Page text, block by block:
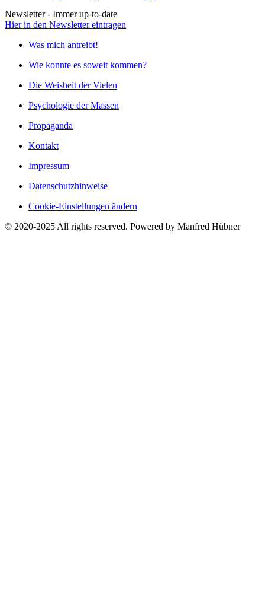
Newsletter - Immer up-to-date
Hier in den Newsletter eintragen
Was mich antreibt!
Wie konnte es soweit kommen?
Die Weisheit der Vielen
Psychologie der Massen
Propaganda
Kontakt
Impressum
Datenschutzhinweise
Cookie-Einstellungen ändern
© 2020-2025 All rights reserved. Powered by Manfred Hübner